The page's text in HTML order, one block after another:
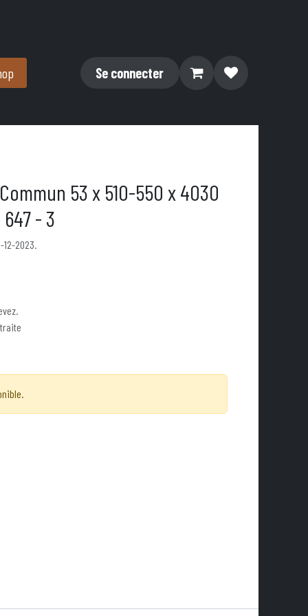
Se connecter
53 x 510-550 x 4030
- 3
12-2023.